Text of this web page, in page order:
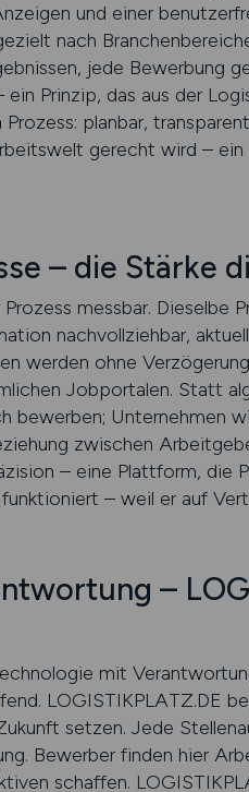
und einer
nach
jede Bewerbung
Prinzip, das aus der
planbar,
gerecht wird –
– die Stärke
messbar. Dieselbe
nachvollziehbar,
werden ohne
Jobportalen. Statt
bewerben; Unternehmen
zwischen
– eine Plattform, die
– weil er auf
–
mit
LOGISTIKPLATZ.DE
setzen. Jede
Bewerber finden hier
schaffen.